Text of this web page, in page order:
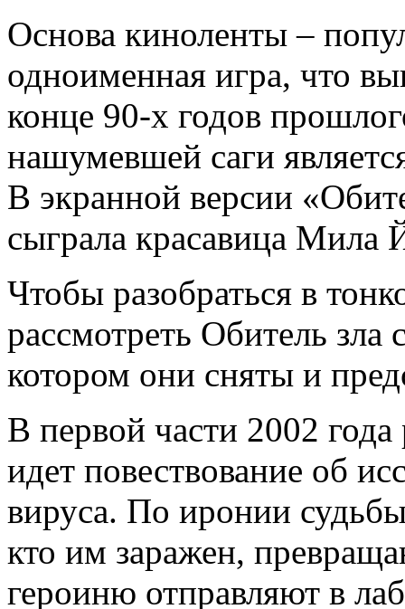
Основа киноленты –
одноименная игра, что
конце 90-х годов
нашумевшей саги
В экранной версии
сыграла красавица Мила
Чтобы разобраться в
рассмотреть Обитель зла
котором они сняты и
В первой части 2002
идет повествование об
вируса. По иронии
кто им заражен,
героиню отправляют в